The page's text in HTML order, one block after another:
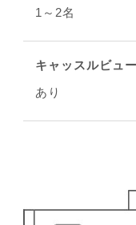
1～2名
キャッスルビュー
あり